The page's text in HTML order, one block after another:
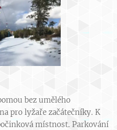
bez umělého
pro lyžaře začátečníky. K
místnost. Parkování